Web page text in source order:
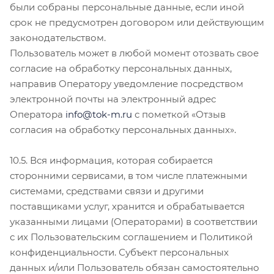
были собраны персональные данные, если иной
срок не предусмотрен договором или действующим
законодательством.
Пользователь может в любой момент отозвать свое
согласие на обработку персональных данных,
направив Оператору уведомление посредством
электронной почты на электронный адрес
Оператора info@tok-m.ru с пометкой «Отзыв
согласия на обработку персональных данных».
10.5. Вся информация, которая собирается
сторонними сервисами, в том числе платежными
системами, средствами связи и другими
поставщиками услуг, хранится и обрабатывается
указанными лицами (Операторами) в соответствии
с их Пользовательским соглашением и Политикой
конфиденциальности. Субъект персональных
данных и/или Пользователь обязан самостоятельно